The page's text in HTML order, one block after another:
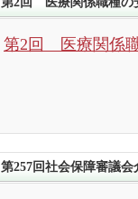
第2回 医療関係
第257回社会保障審議